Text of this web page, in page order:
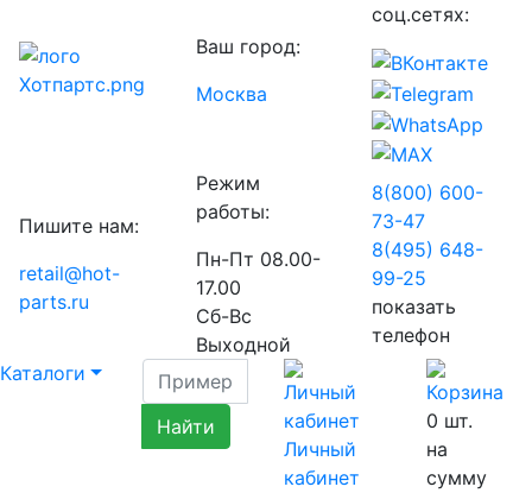
Ваш город:
Москва
соц.сетях:
Пишите нам:
retail@hot-
parts.ru
Режим
работы:
Пн-Пт 08.00-
17.00
Сб-Вс
Выходной
8(800) 600-
73-47
8(495) 648-
99-25
показать
телефон
Каталоги
Личный
кабинет
0 шт.
на
сумму